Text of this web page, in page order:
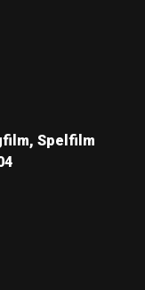
Spelfilm